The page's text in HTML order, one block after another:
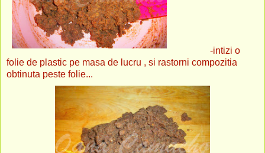
-intizi o
folie de plastic pe masa de lucru , si rastorni compozitia
obtinuta peste folie...